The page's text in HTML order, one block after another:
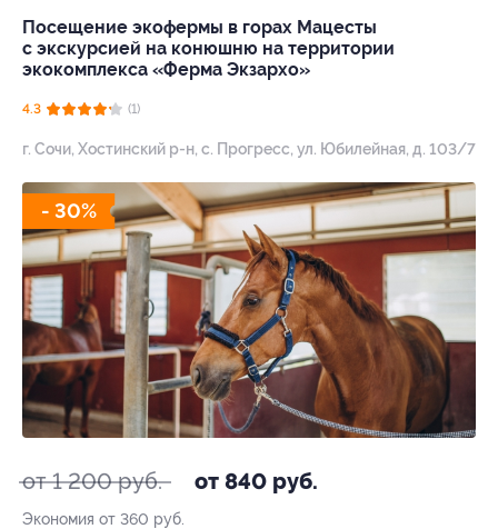
Посещение экофермы в горах Мацесты
с экскурсией на конюшню на территории
экокомплекса «Ферма Экзархо»
4.3 (1)
г. Сочи, Хостинский р-н, с. Прогресс, ул. Юбилейная, д. 103/7
- 30%
от 1 200 руб. от 840 руб.
Экономия от 360 руб.